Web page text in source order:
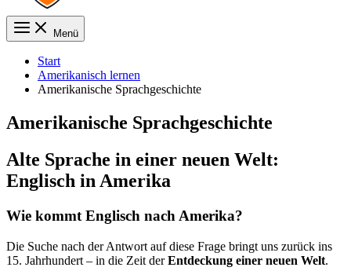
Menü
Start
Amerikanisch lernen
Amerikanische Sprachgeschichte
Amerikanische Sprachgeschichte
Alte Sprache in einer neuen Welt:
Englisch in Amerika
Wie kommt Englisch nach Amerika?
Die Suche nach der Antwort auf diese Frage bringt uns zurück ins
15. Jahrhundert – in die Zeit derEntdeckung einer neuen Welt.